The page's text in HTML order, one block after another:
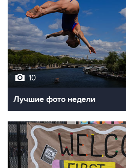
10
Лучшие фото недели